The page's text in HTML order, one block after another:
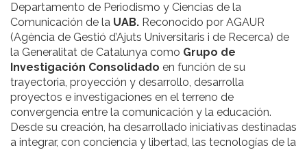
Departamento de Periodismo y Ciencias de la
Comunicación de la UAB. Reconocido por AGAUR
(Agència de Gestió d’Ajuts Universitaris i de Recerca) de
la Generalitat de Catalunya como Grupo de
Investigación Consolidado en función de su
trayectoria, proyección y desarrollo, desarrolla
proyectos e investigaciones en el terreno de
convergencia entre la comunicación y la educación.
Desde su creación, ha desarrollado iniciativas destinadas
a integrar, con conciencia y libertad, las tecnologías de la